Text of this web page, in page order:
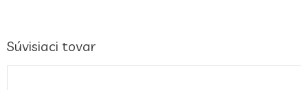
Súvisiaci tovar